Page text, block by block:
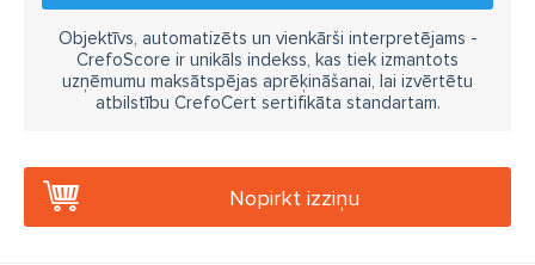
Objektīvs, automatizēts un vienkārši interpretējams -
CrefoScore ir unikāls indekss, kas tiek izmantots
uzņēmumu maksātspējas aprēķināšanai, lai izvērtētu
atbilstību CrefoCert sertifikāta standartam.
Nopirkt izziņu